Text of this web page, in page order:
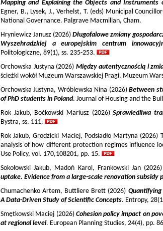
Mapping and Explaining the Objects and Instruments
Egner, B., Lysek, J., Verhelst, T. (eds) Municipal
National Governance. Palgrave Macmillan, Cham.
Hryniewicz Janusz (2026) Długofalowe zmiany
Wyszehradzkiej a europejskim centrum
Politologiczne, 89(1), ss. 235-253.
Orchowska Justyna (2026) Między autentycznością i
ścieżki wokół Muzeum Warszawskiej Pragi, Muzeum
Orchowska Justyna, Wróblewska Nina (2026)Between
of PhD students in Poland. Journal of Housing and the
Rok Jakub, Boćkowski Mariusz (2026)Sprawiedliwa
Bystra, ss. 111.
Rok Jakub, Grodzicki Maciej, Podsiadło Martyna
analysis of how different protection regimes influence
Use Policy, vol. 170,108201, pp. 15.
Sokołowski Jakub, Madoń Karol, Frankowski Jan
uptake. Evidence from a large-scale renovation subsidy
Chumachenko Artem, Buttliere Brett (2026)
A Data-Driven Study of Scientific Concepts. Entropy,
Smętkowski Maciej (2026) Cohesion policy impact on
at regional level. European Planning Studies, 24(4), pp.